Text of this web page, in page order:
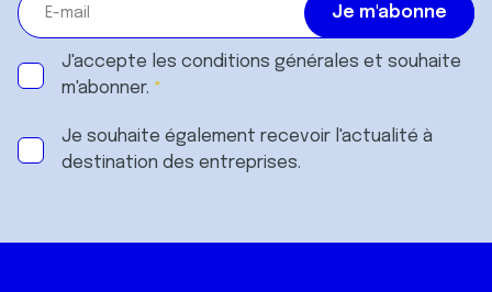
J'accepte les conditions générales et souhaite
m'abonner.
Je souhaite également recevoir l'actualité à
destination des entreprises.